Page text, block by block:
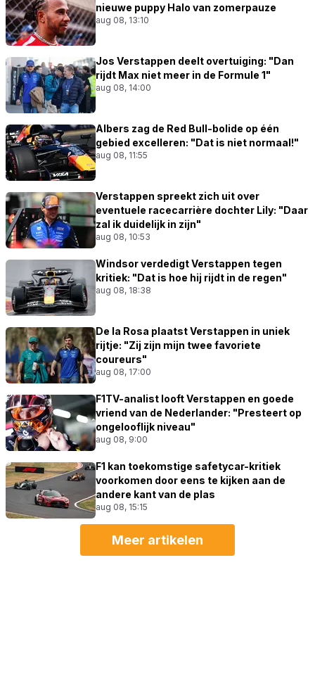
nieuwe puppy Halo van zomerpauze
aug 08, 13:10
Jos Verstappen deelt overtuiging: "Dan
rijdt Max niet meer in de Formule 1"
aug 08, 14:00
Albers zag de Red Bull-bolide op één
gebied excelleren: "Dat is niet normaal!"
aug 08, 11:55
Verstappen spreekt zich uit over
eventuele racecarrière dochter Lily: "Daar
zal ik duidelijk in zijn"
aug 08, 10:53
Windsor verdedigt Verstappen tegen
kritiek: "Dat is hoe hij rijdt in de regen"
aug 08, 18:38
De la Rosa plaatst Verstappen in uniek
rijtje: "Zij zijn mijn twee favoriete
coureurs"
aug 08, 17:00
F1TV-analist looft Verstappen en goede
vriend van de Nederlander: "Presteert op
ongelooflijk niveau"
aug 08, 9:00
F1 kan toekomstige safetycar-kritiek
voorkomen door eens te kijken aan de
andere kant van de plas
aug 08, 15:15
Meer artikelen